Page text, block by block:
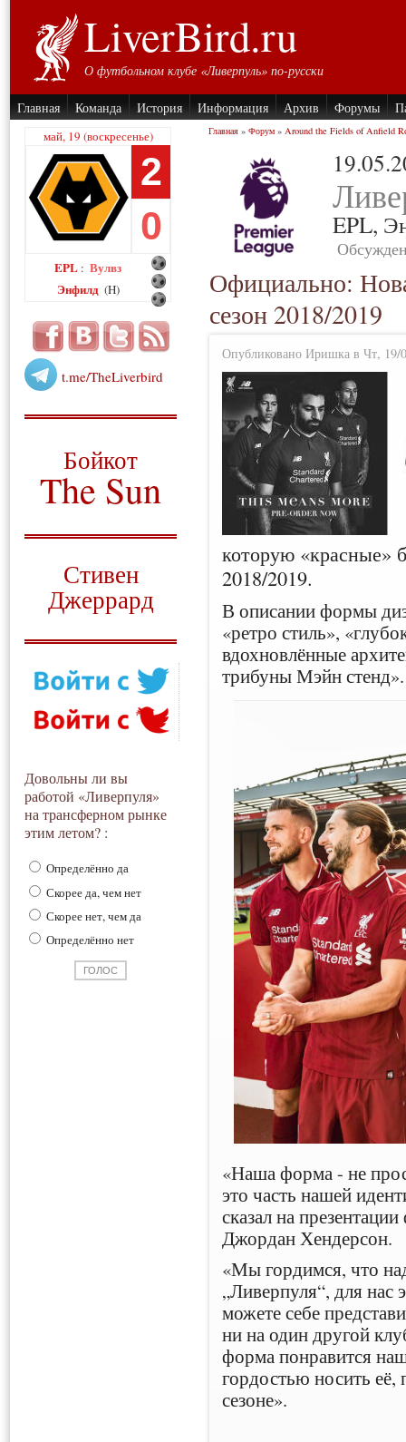
LiverBird.ru
О футбольном клубе «Ливерпуль» по-русски
Главная Команда История Информация Архив Форумы
май, 19 (воскресенье)
2
0
EPL : Вулвз
Энфилд (H)
t.me/TheLiverbird
Бойкот
The Sun
Стивен
Джеррард
Довольны ли вы
работой «Ливерпуля»
на трансферном рынке
этим летом? :
Определённо да
Скорее да, чем нет
Скорее нет, чем да
Определённо нет
Главная » Форум » Around the Fields of Anfield
EPL,
Официально:
сезон 2018/2019
Опубликовано Иришка в Чт, 19/
которую «красные»
2018/2019.
В описании формы
«ретро стиль»,
вдохновлённые
трибуны Мэйн стенд».
«Наша форма - не
это часть нашей
сказал на
Джордан Хендерсон.
«Мы гордимся, что
„Ливерпуля“, для нас
можете себе
ни на один другой
форма понравится
гордостью носить
сезоне».